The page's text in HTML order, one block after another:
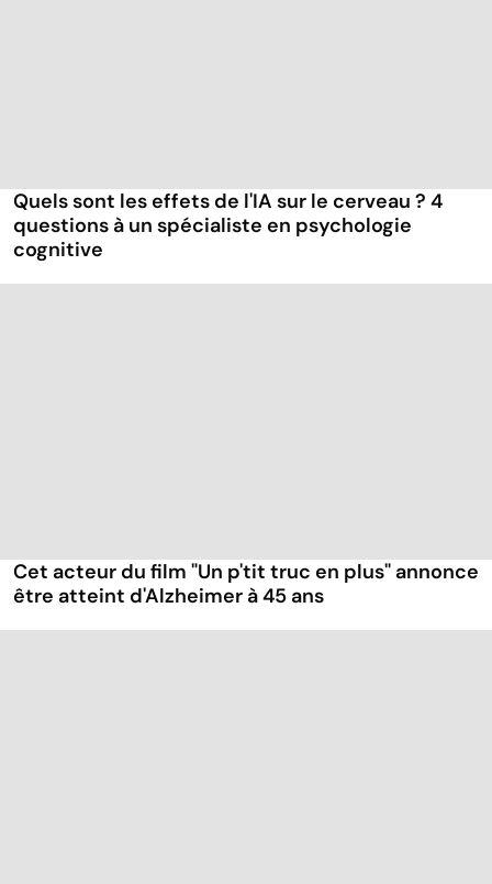
Quels sont les effets de l'IA sur le cerveau ? 4
questions à un spécialiste en psychologie
cognitive
Cet acteur du film "Un p'tit truc en plus" annonce
être atteint d'Alzheimer à 45 ans